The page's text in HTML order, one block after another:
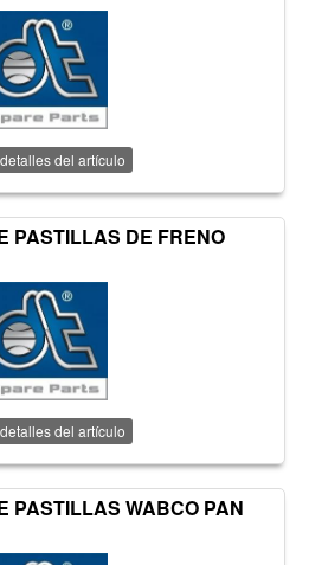
del artículo
PASTILLAS DE FRENO
del artículo
PASTILLAS WABCO PAN